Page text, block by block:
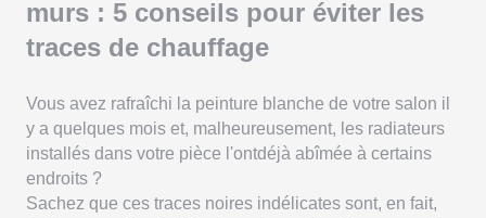
murs : 5 conseils pour éviter les
traces de chauffage
Vous avez rafraîchi la peinture blanche de votre salon il
y a quelques mois et, malheureusement, les radiateurs
installés dans votre pièce l'ontdéjà abîmée à certains
endroits ?
Sachez que ces traces noires indélicates sont, en fait,